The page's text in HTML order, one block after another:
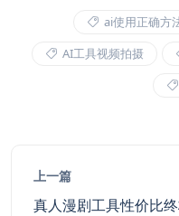
ai使用正确方
AI工具视频拍摄
上一篇
真人漫剧工具性价比